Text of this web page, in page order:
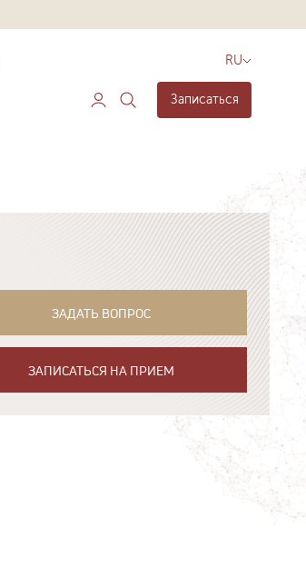
RU
Записаться
ЗАДАТЬ ВОПРОС
ЗАПИСАТЬСЯ НА ПРИЕМ